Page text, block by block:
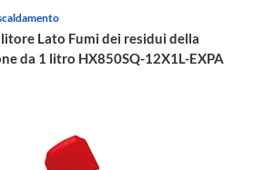
Lato Fumi dei residui della
da 1 litro HX850SQ-12X1L-EXPA